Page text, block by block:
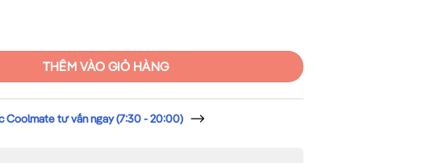
SP9025CM số lượng
THÊM VÀO GIỎ HÀNG
Coolmate tư vấn ngay (7:30 - 20:00)